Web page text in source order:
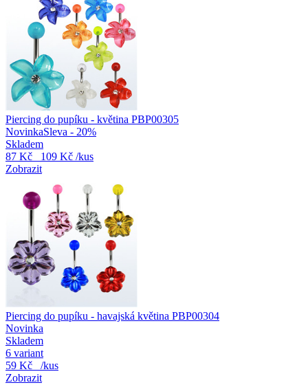
Piercing do pupíku - květina PBP00305
NovinkaSleva - 20%
Skladem
87 Kč
109 Kč /kus
Zobrazit
Piercing do pupíku - havajská květina PBP00304
Novinka
Skladem
6 variant
59 Kč
/kus
Zobrazit